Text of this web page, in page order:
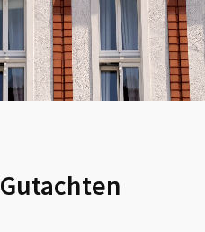
Gutachten